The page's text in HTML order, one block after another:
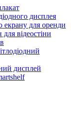
дисплея
екрану для оренди
відеостіни
дисплей